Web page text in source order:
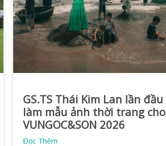
GS.TS Thái Kim Lan lần đầu
làm mẫu ảnh thời trang cho
VUNGOC&SON 2026
Đọc Thêm